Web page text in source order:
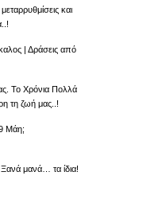
και
| Δράσεις από
Το Χρόνια Πολλά
τη ζωή μας..!
9 Μάη;
μανά… τα ίδια!